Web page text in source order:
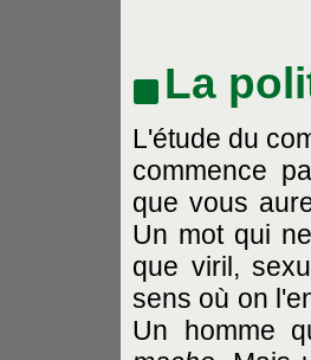
La
L'étude du
commence
que vous
Un mot qui
que viril,
sens où on
Un homme